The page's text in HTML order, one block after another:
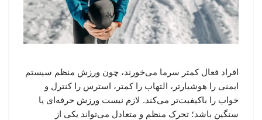
افراد فعال کمتر سرما می‌خورند، چون ورزش منظم سیستم
ایمنی را هوشیارتر، التهاب را کمتر، استرس را کنترل و
خواب را باکیفیت‌تر می‌کند. لازم نیست ورزش حرفه‌ای یا
سنگین باشد؛ تحرک منظم و متعادل می‌تواند یکی از